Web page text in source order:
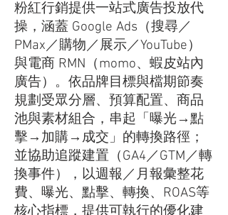
粉紅行銷提供一站式廣告投放代
操，涵蓋 Google Ads（搜尋／
PMax／購物／展示／YouTube）
與電商 RMN（momo、蝦皮站內
廣告）。依品牌目標與檔期節奏
規劃受眾分層、預算配置、商品
池與素材組合，串起「曝光→點
擊→加購→成交」的轉換路徑；
並協助追蹤建置（GA4／GTM／轉
換事件），以週報／月報彙整花
費、曝光、點擊、轉換、ROAS等